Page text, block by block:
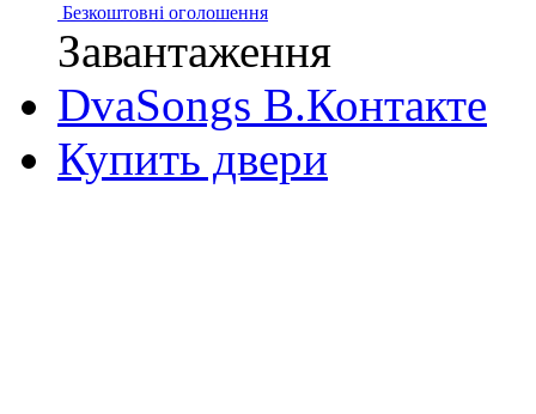
Безкоштовні оголошення
Завантаження
DvaSongs В.Контакте
Купить двери